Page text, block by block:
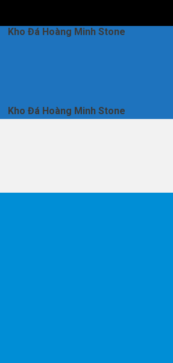
Minh Stone
Minh Stone